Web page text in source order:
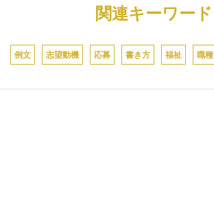
関連キーワード
例文 志望動機 応募 書き方 福祉 職種